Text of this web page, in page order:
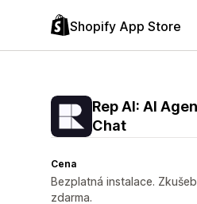
Shopify App Store
Rep AI: AI
Chat
Cena
Bezplatná instalace.
zdarma.